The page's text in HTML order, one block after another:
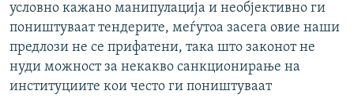
условно кажано манипулација и необјективно ги
поништуваат тендерите, меѓутоа засега овие наши
предлози не се прифатени, така што законот не
нуди можност за некакво санкционирање на
институциите кои често ги поништуваат